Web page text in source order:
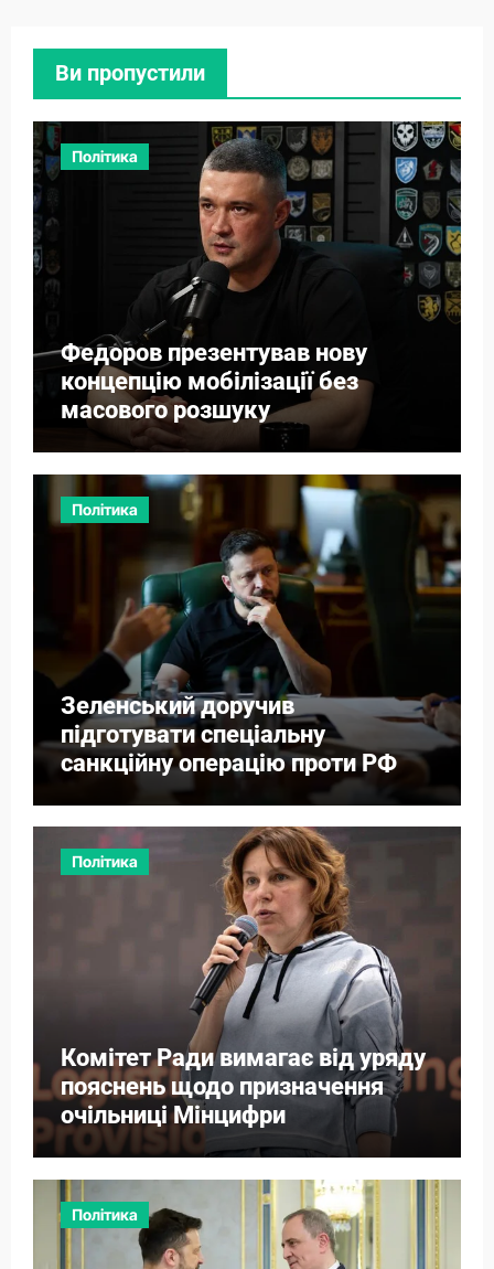
Ви пропустили
Політика
Федоров презентував нову
концепцію мобілізації без
масового розшуку
Політика
Зеленський доручив
підготувати спеціальну
санкційну операцію проти РФ
Політика
Комітет Ради вимагає від уряду
пояснень щодо призначення
очільниці Мінцифри
Політика